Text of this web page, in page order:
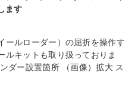
ます
ールローダー）の屈折を操作す
ルキットも取り扱っておりま
ダー設置箇所 （画像）拡大 ス